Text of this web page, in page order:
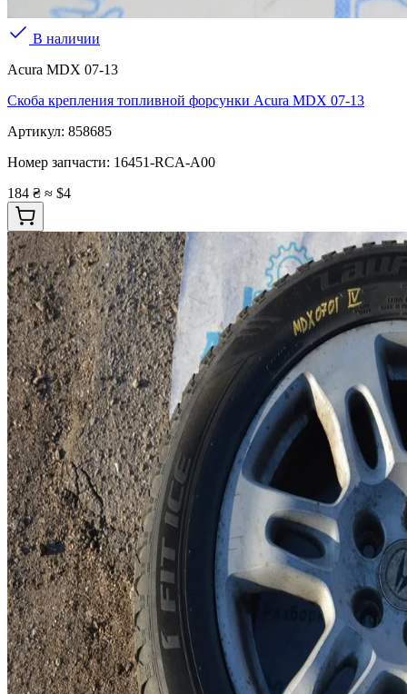
В наличии
Acura MDX 07-13
Скоба крепления топливной форсунки Acura MDX 07-13
Артикул: 858685
Номер запчасти: 16451-RCA-A00
184 ₴ ≈ $4